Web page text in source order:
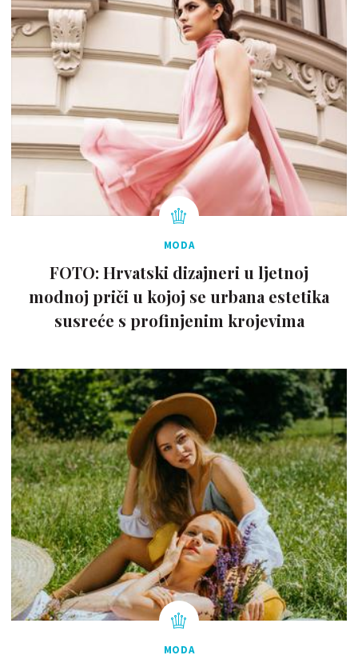
MODA
FOTO: Hrvatski dizajneri u ljetnoj
modnoj priči u kojoj se urbana estetika
susreće s profinjenim krojevima
MODA